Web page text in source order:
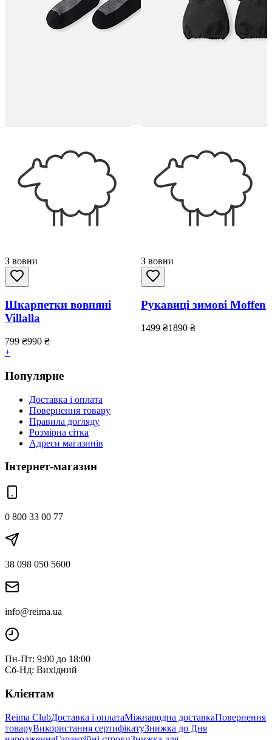
З вовни
Шкарпетки вовняні
Villalla
799 ₴990 ₴
+
З вовни
Рукавиці зимові Moffen
1499 ₴1890 ₴
Популярне
Доставка і оплата
Повернення товару
Правила догляду
Розмірна сітка
Адреси магазинів
Інтернет-магазин
0 800 33 00 77
38 098 050 5600
info@reima.ua
Пн-Пт: 9:00 до 18:00
Сб-Нд: Вихідний
Клієнтам
Reima ClubДоставка і оплатаМіжнародна доставкаПовернення
товаруВикористання сертифікатуЗнижка до Дня